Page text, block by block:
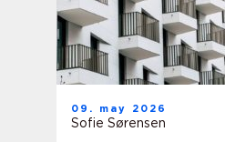
09. may 2026
Sofie Sørensen